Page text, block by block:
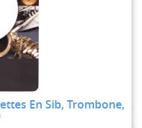
En Sib, Trombone,